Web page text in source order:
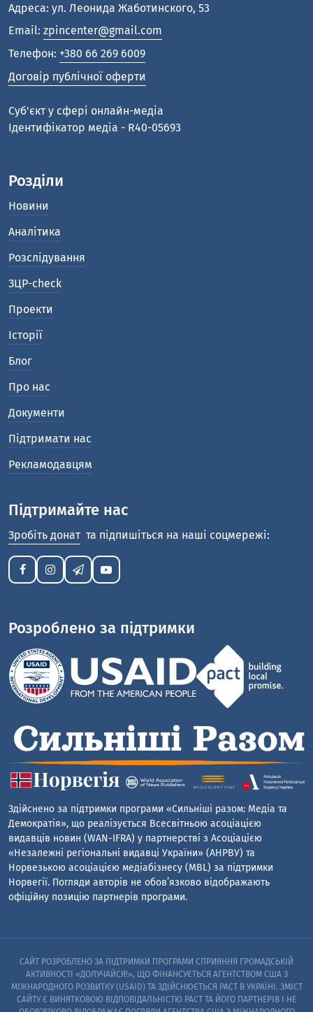
Адреса: ул. Леонида Жаботинского, 53
Email: zpincenter@gmail.com
Телефон: +380 66 269 6009
Договір публічної оферти
Cуб'єкт у сфері онлайн-медіа
Ідентифікатор медіа - R40-05693
Розділи
Новини
Аналітика
Розслідування
ЗЦР-check
Проекти
Історії
Блог
Про нас
Документи
Підтримати нас
Рекламодавцям
Підтримайте нас
Зробіть донат та підпишіться на наші соцмережі:
Розроблено за підтримки
Здійснено за підтримки програми «Сильніші разом: Медіа та
Демократія», що реалізується Всесвітньою асоціацією
видавців новин (WAN-IFRA) у партнерстві з Асоціацією
«Незалежні регіональні видавці України» (АНРВУ) та
Норвезькою асоціацією медіабізнесу (MBL) за підтримки
Норвегії. Погляди авторів не обов’язково відображають
офіційну позицію партнерів програми.
САЙТ РОЗРОБЛЕНО ЗА ПІДТРИМКИ ПРОГРАМИ СПРИЯННЯ ГРОМАДСЬКІЙ
АКТИВНОСТІ «ДОЛУЧАЙСЯ!», ЩО ФІНАНСУЄТЬСЯ АГЕНТСТВОМ США З
МІЖНАРОДНОГО РОЗВИТКУ (USAID) ТА ЗДІЙСНЮЄТЬСЯ PACT В УКРАЇНІ. ЗМІСТ
САЙТУ Є ВИНЯТКОВОЮ ВІДПОВІДАЛЬНІСТЮ PACT ТА ЙОГО ПАРТНЕРІВ I НЕ